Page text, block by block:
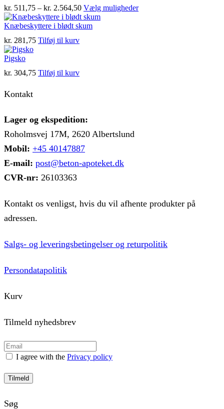
vælges
kr. 511,75 – kr. 2.564,50Prisinterval:
kr. 511,75
til
Vælg mulighederDette
Knæbeskyttere i blødt skum
kr. 281,75 Tilføj til kurv
Pigsko
kr. 304,75 Tilføj til kurv
Kontakt
Lager og ekspedition:
Roholmsvej 17M, 2620 Albertslund
Mobil: +45 40147887
E-mail: post@beton-apoteket.dk
CVR-nr: 26103363
Kontakt os venligst, hvis du vil afhente produkter på
adressen.
Salgs- og leveringsbetingelser og returpolitik
Persondatapolitik
Kurv
Tilmeld nyhedsbrev
I agree with the Privacy policy
Tilmeld
Søg